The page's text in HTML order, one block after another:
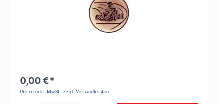
0,00 €*
Preise inkl. MwSt. zzgl. Versandkosten